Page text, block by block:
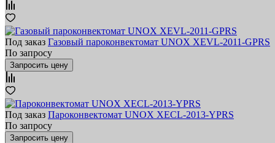
Под заказ Газовый пароконвектомат UNOX XEVL-2011-GPRS
По запросу
Запросить цену
Под заказ Пароконвектомат UNOX XECL-2013-YPRS
По запросу
Запросить цену